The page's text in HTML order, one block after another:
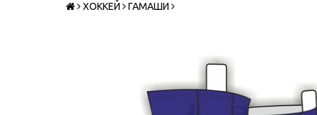
ХОККЕЙ ГАМАШИ